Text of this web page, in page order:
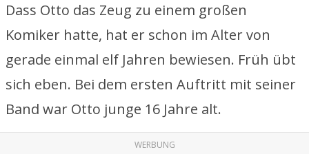
Dass Otto das Zeug zu einem großen
Komiker hatte, hat er schon im Alter von
gerade einmal elf Jahren bewiesen. Früh übt
sich eben. Bei dem ersten Auftritt mit seiner
Band war Otto junge 16 Jahre alt.
WERBUNG